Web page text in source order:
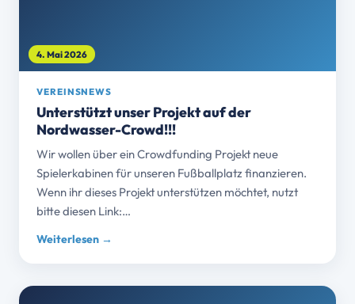
4. Mai 2026
VEREINSNEWS
Unterstützt unser Projekt auf der
Nordwasser-Crowd!!!
Wir wollen über ein Crowdfunding Projekt neue
Spielerkabinen für unseren Fußballplatz finanzieren.
Wenn ihr dieses Projekt unterstützen möchtet, nutzt
bitte diesen Link:…
Weiterlesen →